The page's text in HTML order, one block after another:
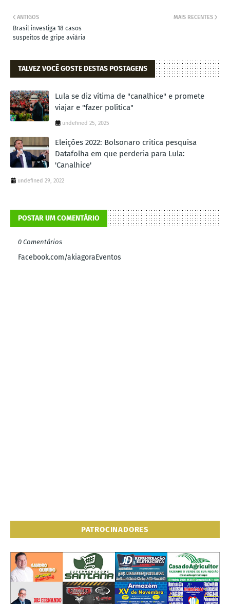
MAIS RECENTES
ANTIGOS
Brasil investiga 18 casos
suspeitos de gripe aviária
TALVEZ VOCÊ GOSTE DESTAS POSTAGENS
Lula se diz vítima de "canalhice" e promete
viajar e "fazer política"
undefined 25, 2025
Eleições 2022: Bolsonaro critica pesquisa
Datafolha em que perderia para Lula:
'Canalhice'
undefined 29, 2022
POSTAR UM COMENTÁRIO
0 Comentários
Facebook.com/akiagoraEventos
PATROCINADORES